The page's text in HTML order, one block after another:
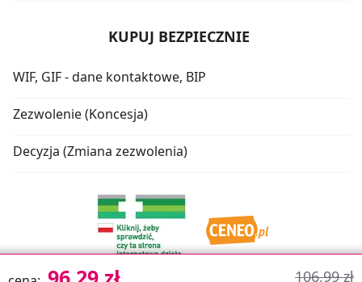
106,99 zł
KUPUJ BEZPIECZNIE
WIF, GIF - dane kontaktowe, BIP
Zezwolenie (Koncesja)
Decyzja (Zmiana zezwolenia)